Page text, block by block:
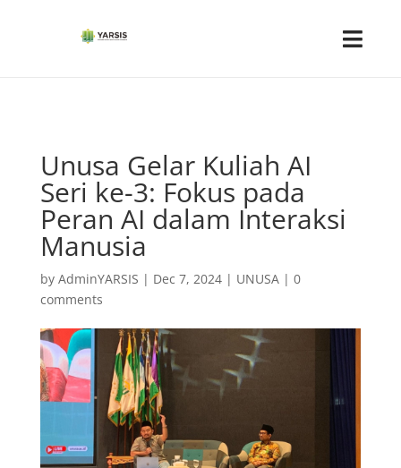
Unusa Gelar Kuliah AI
Seri ke-3: Fokus pada
Peran AI dalam Interaksi
Manusia
by AdminYARSIS | Dec 7, 2024| UNUSA| 0
comments